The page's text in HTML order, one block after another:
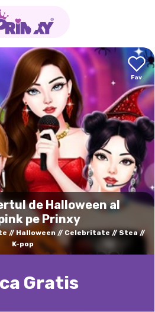
de Halloween al
pe Prinxy
Halloween Celebritate
Stea
K-pop
Gratis